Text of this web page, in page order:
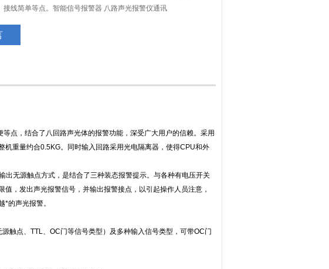
接线简单等点。智能信号报警器 八路声光报警仪通讯
点，结合了八回路声光体的报警功能，深受广大用户的信赖。采用
重量约合0.5KG。同时输入回路采用光电隔离器，使得CPU和外
出无源触点方式，是结合了三种装态报警提示。与各种有电压开关
，发出声光报警信号，并输出报警接点，以引起操作人员注意，
的声光报警。
触点、TTL、OC门等信号类型）及多种输入信号类型，可带OC门